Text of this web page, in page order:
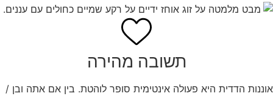
תשובה מהירה
אוננות הדדית היא פעולה אינטימית סופר לוהטת. בין אם אתה ובן /